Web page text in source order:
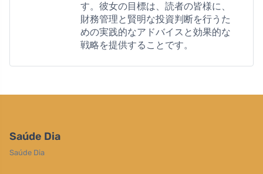
す。彼女の目標は、読者の皆様に、
財務管理と賢明な投資判断を行うた
めの実践的なアドバイスと効果的な
戦略を提供することです。
Saúde Dia
Saúde Dia